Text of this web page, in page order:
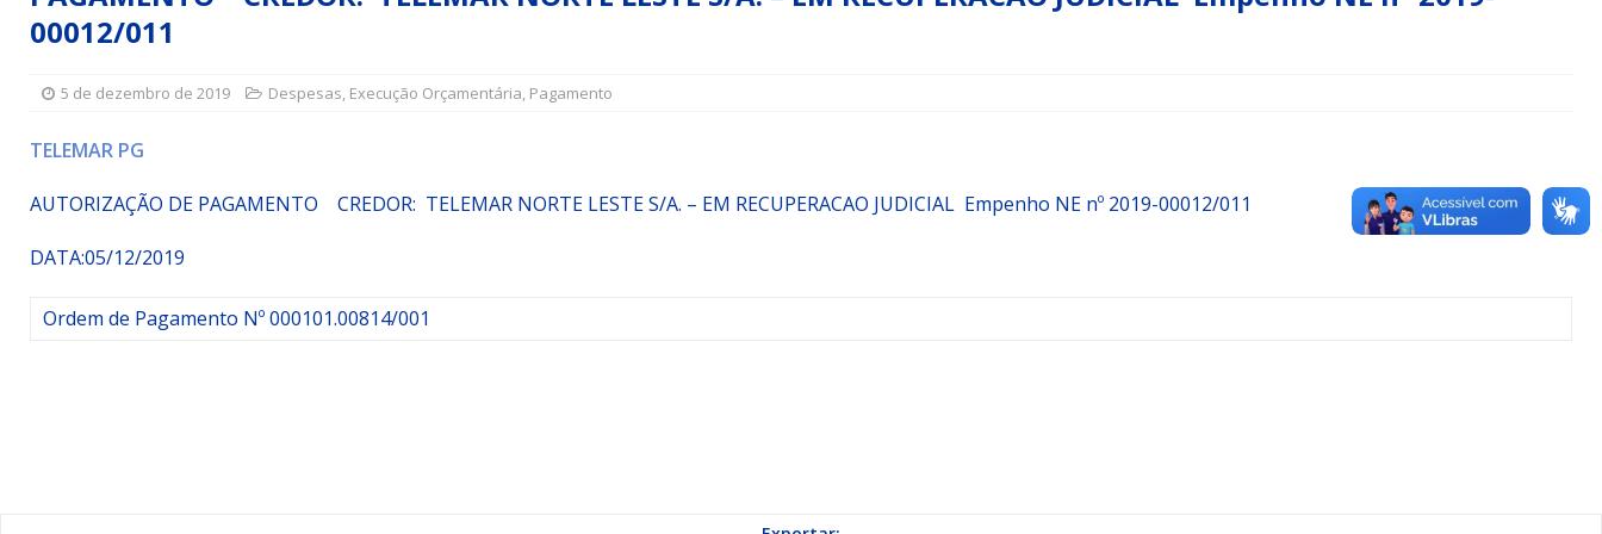
Simões Filho I
DESTAQUE
[ 3 de agosto de 2026 ]
00012/011
5 de dezembro de 2019 Despesas, Execução Orçamentária, Pagamento
TELEMAR PG
AUTORIZAÇÃO DE PAGAMENTO CREDOR: TELEMAR NORTE LESTE S/A. – EM RECUPERACAO JUDICIAL Empenho NE nº 2019-00012/011
DATA:05/12/2019
Ordem de Pagamento Nº 000101.00814/001